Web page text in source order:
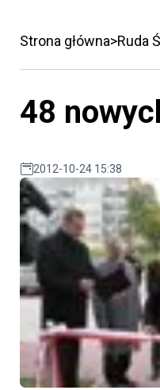
Strona główna Ruda
48
2012-10-24 15:38